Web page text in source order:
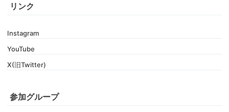
リンク
Instagram
YouTube
X(旧Twitter)
参加グループ